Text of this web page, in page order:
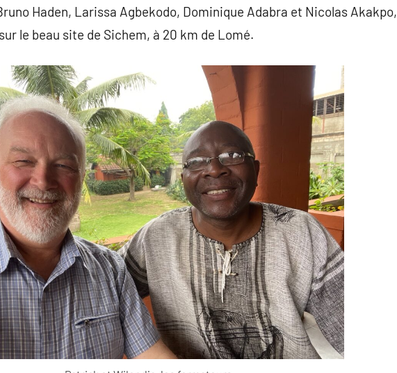
Haden, Larissa Agbekodo, Dominique Adabra et Nicolas Akakpo,
le beau site de Sichem, à 20 km de Lomé.